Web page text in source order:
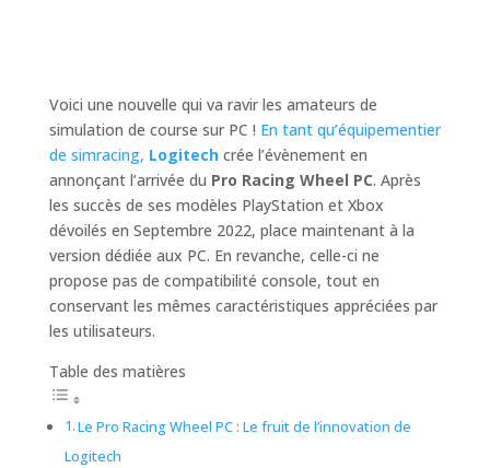
Voici une nouvelle qui va ravir les amateurs de
simulation de course sur PC ! En tant qu’équipementier
de simracing, Logitechcrée l’évènement en
annonçant l’arrivée du Pro Racing Wheel PC. Après
les succès de ses modèles PlayStation et Xbox
dévoilés en Septembre 2022, place maintenant à la
version dédiée aux PC. En revanche, celle-ci ne
propose pas de compatibilité console, tout en
conservant les mêmes caractéristiques appréciées par
les utilisateurs.
Table des matières
Le Pro Racing Wheel PC : Le fruit de l’innovation de
Logitech